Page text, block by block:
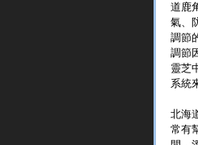
道鹿
氣、
調節
調節
靈芝
系統
北海
常有